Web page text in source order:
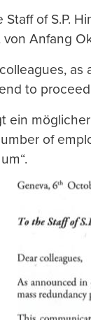
Staff of S.P.
von Anfang
to
ein
of